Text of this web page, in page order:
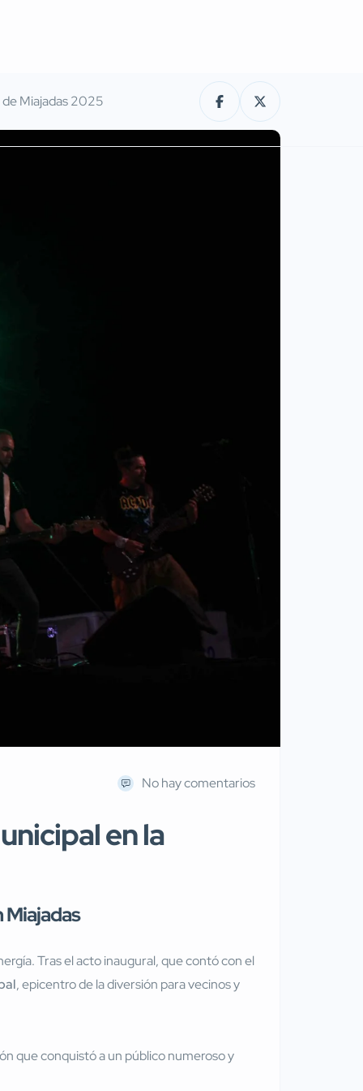
de Miajadas 2025
No hay comentarios
en la
Miajadas
Tras el acto inaugural, que contó con el
, epicentro de la diversión para vecinos y
que conquistó a un público numeroso y